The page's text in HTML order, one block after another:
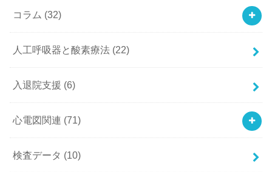
コラム (32)
人工呼吸器と酸素療法 (22)
入退院支援 (6)
心電図関連 (71)
検査データ (10)